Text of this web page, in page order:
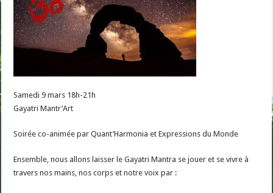
Samedi 9 mars 18h-21h
Gayatri Mantr’Art
Soirée co-animée par Quant’Harmonia et Expressions du Monde
Ensemble, nous allons laisser le Gayatri Mantra se jouer et se vivre à
travers nos mains, nos corps et notre voix par :